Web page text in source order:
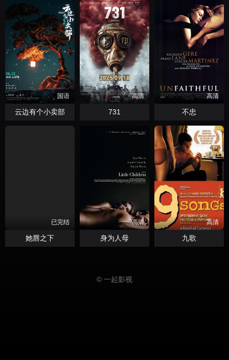
国语
云边有个小卖部
高清
731
高清
不忠
已完结
她唇之下
高清
身为人母
高清
九歌
© 一起影视